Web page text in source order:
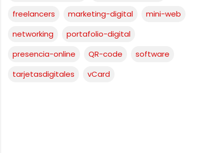
freelancers
marketing-digital
mini-web
networking
portafolio-digital
presencia-online
QR-code
software
tarjetasdigitales
vCard